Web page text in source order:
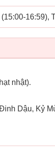
16:59),
nhật).
Dậu, Kỷ